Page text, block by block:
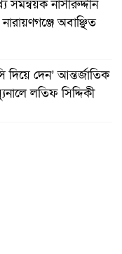
সমন্বয়ক নাসীরুদ্দীন
অবাঞ্ছিত
দিয়ে দেন’ আন্তর্জাতিক
লতিফ সিদ্দিকী